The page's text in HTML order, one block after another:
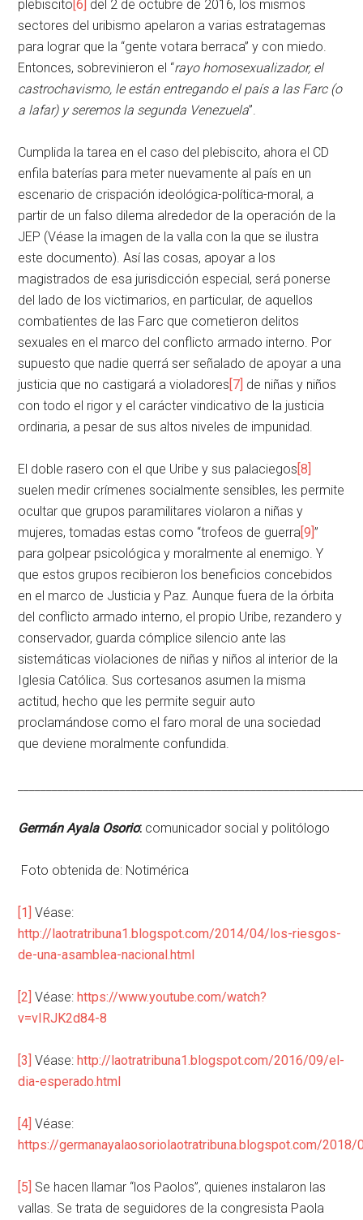
plebiscito [6] del 2 de octubre de 2016, los mismos
sectores del uribismo apelaron a varias estratagemas
para lograr que la “gente votara berraca” y con miedo.
Entonces, sobrevinieron el “rayo homosexualizador, el
castrochavismo, le están entregando el país a las Farc (o
a lafar) y seremos la segunda Venezuela”.
Cumplida la tarea en el caso del plebiscito, ahora el CD
enfila baterías para meter nuevamente al país en un
escenario de crispación ideológica-política-moral, a
partir de un falso dilema alrededor de la operación de la
JEP (Véase la imagen de la valla con la que se ilustra
este documento). Así las cosas, apoyar a los
magistrados de esa jurisdicción especial, será ponerse
del lado de los victimarios, en particular, de aquellos
combatientes de las Farc que cometieron delitos
sexuales en el marco del conflicto armado interno. Por
supuesto que nadie querrá ser señalado de apoyar a una
justicia que no castigará a violadores[7] de niñas y niños
con todo el rigor y el carácter vindicativo de la justicia
ordinaria, a pesar de sus altos niveles de impunidad.
El doble rasero con el que Uribe y sus palaciegos[8]
suelen medir crímenes socialmente sensibles, les permite
ocultar que grupos paramilitares violaron a niñas y
mujeres, tomadas estas como “trofeos de guerra[9]”
para golpear psicológica y moralmente al enemigo. Y
que estos grupos recibieron los beneficios concebidos
en el marco de Justicia y Paz. Aunque fuera de la órbita
del conflicto armado interno, el propio Uribe, rezandero y
conservador, guarda cómplice silencio ante las
sistemáticas violaciones de niñas y niños al interior de la
Iglesia Católica. Sus cortesanos asumen la misma
actitud, hecho que les permite seguir auto
proclamándose como el faro moral de una sociedad
que deviene moralmente confundida.
Germán Ayala Osorio: comunicador social y politólogo
Foto obtenida de: Notimérica
[1] Véase:
http://laotratribuna1.blogspot.com/2014/04/los-riesgos-
de-una-asamblea-nacional.html
[2] Véase:https://www.youtube.com/watch?
v=vIRJK2d84-8
[3] Véase:http://laotratribuna1.blogspot.com/2016/09/el-
dia-esperado.html
[4] Véase:
https://germanayalaosoriolaotratribuna.blogspot.com/
[5] Se hacen llamar “los Paolos”, quienes instalaron las
vallas. Se trata de seguidores de la congresista Paola